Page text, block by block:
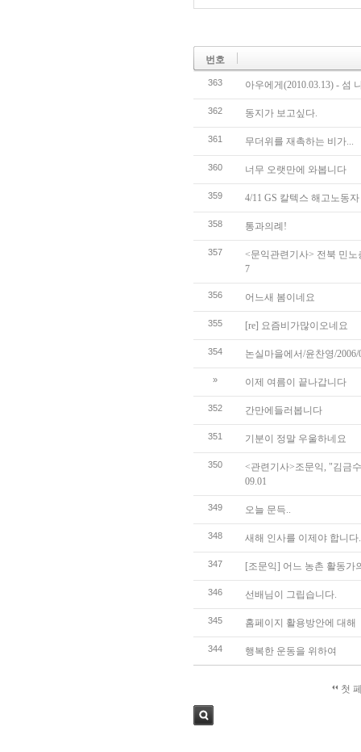
번호
363 아우에게(2010.03.13) - 섬
362 동지가 보고싶다.
361 무더위를 재촉하는 비가...
360 너무 오랫만에 와봅니다
359 4/11 GS 칼텍스 해고노동
358 통과의례!
357
<문익관련기사> 전북 민노
7
356 어느새 봄이네요
355 [re] 요즘비가많이오네요
354 논실마을에서/윤찬영/
» 이제 여름이 끝나갑니다
352 간만에들러봅니다
351 기분이 정말 우울하네요
350
<관련기사>조문익, "김금
09.01
349 오늘 문득..
348 새해 인사를 이제야 합니다.
347 [조문익] 어느 농촌 활동가
346 선배님이 그립습니다.
345 홈페이지 활용방안에 대해
344 행복한 운동을 위하여
첫